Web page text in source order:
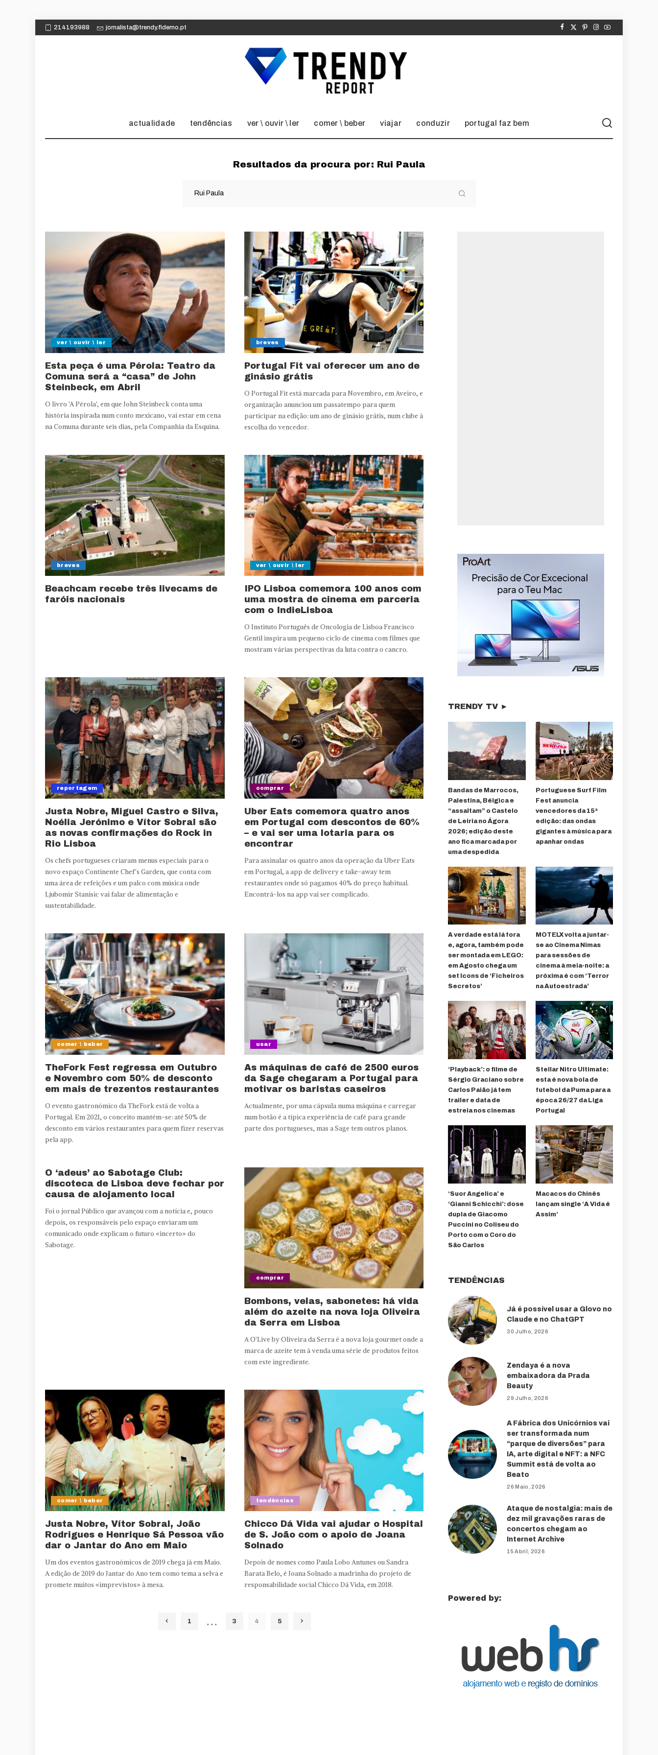
214193988 jornalista@trendy.fidemo.pt
actualidade tendências ver \ ouvir \ ler comer \ beber viajar conduzir portugal faz bem
Resultados da procura por: Rui Paula
ver \ ouvir \ ler
Esta peça é uma Pérola: Teatro da
Comuna será a “casa” de John
Steinbeck, em Abril
O livro 'A Pérola', em que John Steinbeck conta uma
história inspirada num conto mexicano, vai estar em cena
na Comuna durante seis dias, pela Companhia da Esquina.
breves
Portugal Fit vai oferecer um ano de
ginásio grátis
O Portugal Fit está marcada para Novembro, em Aveiro, e
organização anunciou um passatempo para quem
participar na edição: um ano de ginásio grátis, num clube à
escolha do vencedor.
breves
Beachcam recebe três livecams de
faróis nacionais
ver \ ouvir \ ler
IPO Lisboa comemora 100 anos com
uma mostra de cinema em parceria
com o IndieLisboa
O Instituto Português de Oncologia de Lisboa Francisco
Gentil inspira um pequeno ciclo de cinema com filmes que
mostram várias perspectivas da luta contra o cancro.
reportagem
Justa Nobre, Miguel Castro e Silva,
Noélia Jerónimo e Vítor Sobral são
as novas confirmações do Rock in
Rio Lisboa
Os chefs portugueses criaram menus especiais para o
novo espaço Continente Chef’s Garden, que conta com
uma área de refeições e um palco com música onde
Ljubomir Stanisic vai falar de alimentação e
sustentabilidade.
comprar
Uber Eats comemora quatro anos
em Portugal com descontos de 60%
– e vai ser uma lotaria para os
encontrar
Para assinalar os quatro anos da operação da Uber Eats
em Portugal, a app de delivery e take-away tem
restaurantes onde só pagamos 40% do preço habitual.
Encontrá-los na app vai ser complicado.
comer \ beber
TheFork Fest regressa em Outubro
e Novembro com 50% de desconto
em mais de trezentos restaurantes
O evento gastronómico da TheFork está de volta a
Portugal. Em 2021, o conceito mantém-se: até 50% de
desconto em vários restaurantes para quem fizer reservas
pela app.
usar
As máquinas de café de 2500 euros
da Sage chegaram a Portugal para
motivar os baristas caseiros
Actualmente, por uma cápsula numa máquina e carregar
num botão é a típica experiência de café para grande
parte dos portugueses, mas a Sage tem outros planos.
O ‘adeus’ ao Sabotage Club:
discoteca de Lisboa deve fechar por
causa de alojamento local
Foi o jornal Público que avançou com a notícia e, pouco
depois, os responsáveis pelo espaço enviaram um
comunicado onde explicam o futuro «incerto» do
Sabotage.
comprar
Bombons, velas, sabonetes: há vida
além do azeite na nova loja Oliveira
da Serra em Lisboa
A O'Live by Oliveira da Serra é a nova loja gourmet onde a
marca de azeite tem à venda uma série de produtos feitos
com este ingrediente.
comer \ beber
Justa Nobre, Vítor Sobral, João
Rodrigues e Henrique Sá Pessoa vão
dar o Jantar do Ano em Maio
Um dos eventos gastronómicos de 2019 chega já em Maio.
A edição de 2019 do Jantar do Ano tem como tema a selva e
promete muitos «imprevistos» à mesa.
tendências
Chicco Dá Vida vai ajudar o Hospital
de S. João com o apoio de Joana
Solnado
Depois de nomes como Paula Lobo Antunes ou Sandra
Barata Belo, é Joana Solnado a madrinha do projeto de
responsabilidade social Chicco Dá Vida, em 2018.
1 … 3 4 5
TRENDY TV ►
Bandas de Marrocos,
Palestina, Bélgica e
“assaltam” o Castelo
de Leiria no Ágora
2026; edição deste
ano fica marcada por
uma despedida
Portuguese Surf Film
Fest anuncia
vencedores da 15ª
edição: das ondas
gigantes à música para
apanhar ondas
A verdade está lá fora
e, agora, também pode
ser montada em LEGO:
em Agosto chega um
set Icons de ‘Ficheiros
Secretos’
MOTELX volta a juntar-
se ao Cinema Nimas
para sessões de
cinema à meia-noite: a
próxima é com ‘Terror
na Autoestrada’
‘Playback’: o filme de
Sérgio Graciano sobre
Carlos Paião já tem
trailer e data de
estreia nos cinemas
Stellar Nitro Ultimate:
esta é nova bola de
futebol da Puma para a
época 26/27 da Liga
Portugal
‘Suor Angelica’ e
‘Gianni Schicchi’: dose
dupla de Giacomo
Puccini no Coliseu do
Porto com o Coro do
São Carlos
Macacos do Chinês
lançam single ‘A Vida é
Assim’
TENDÊNCIAS
Já é possível usar a Glovo no
Claude e no ChatGPT
30 Julho, 2026
Zendaya é a nova
embaixadora da Prada
Beauty
29 Julho, 2026
A Fábrica dos Unicórnios vai
ser transformada num
“parque de diversões” para
IA, arte digital e NFT: a NFC
Summit está de volta ao
Beato
26 Maio, 2026
Ataque de nostalgia: mais de
dez mil gravações raras de
concertos chegam ao
Internet Archive
15 Abril, 2026
Powered by: